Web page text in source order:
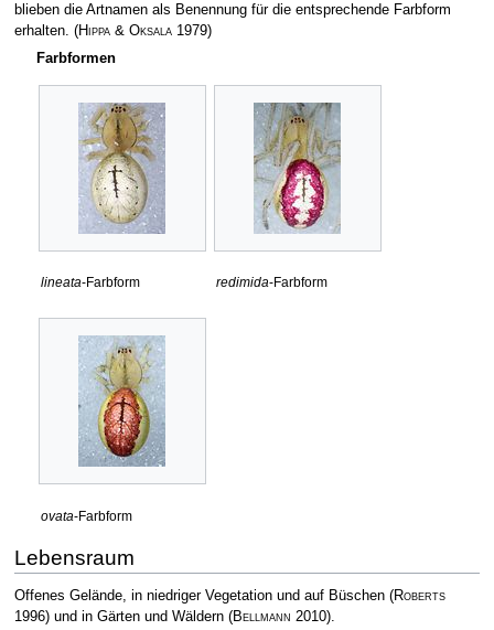
blieben die Artnamen als Benennung für die entsprechende Farbform
erhalten. (Hippa & Oksala1979)
Farbformen
lineata-Farbform redimida-Farbform
ovata-Farbform
Lebensraum
Offenes Gelände, in niedriger Vegetation und auf Büschen (Roberts
1996)und in Gärten und Wäldern (Bellmann 2010).